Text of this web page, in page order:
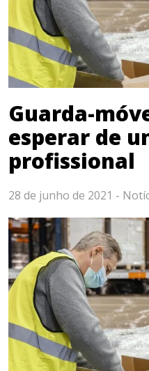
Guarda-
esperar de
profissional
28 de junho de 2021 -